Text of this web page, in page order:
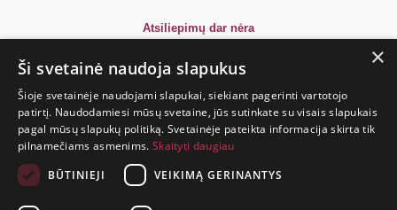
Atsiliepimų dar nėra
GYVENIMAS
TRUMPAS.
PATIRK
NUOTYKĮ.
×
Ši svetainė naudoja slapukus
Šioje svetainėje naudojami slapukai, siekiant pagerinti vartotojo
patirtį. Naudodamiesi mūsų svetaine, jūs sutinkate su visais slapukais
pagal mūsų slapukų politiką. Svetainėje pateikta informacija skirta tik
pilnamečiams asmenims. Skaityti daugiau
BŪTINIEJI
VEIKIMĄ GERINANTYS